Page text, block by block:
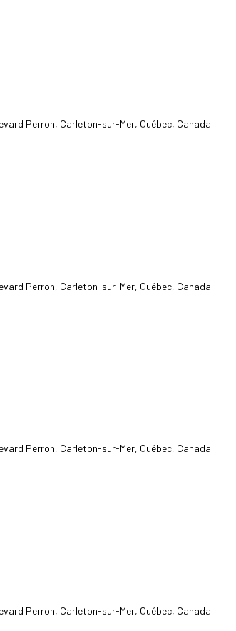
Perron, Carleton-sur-Mer, Québec, Canada
Perron, Carleton-sur-Mer, Québec, Canada
Perron, Carleton-sur-Mer, Québec, Canada
Perron, Carleton-sur-Mer, Québec, Canada